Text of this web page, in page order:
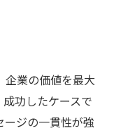
企業の価値を最大
功したケースで
ジの一貫性が強